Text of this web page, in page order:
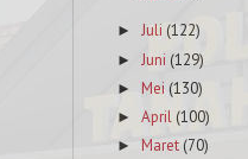
► Juli (122)
► Juni (129)
► Mei (130)
► April (100)
► Maret (70)